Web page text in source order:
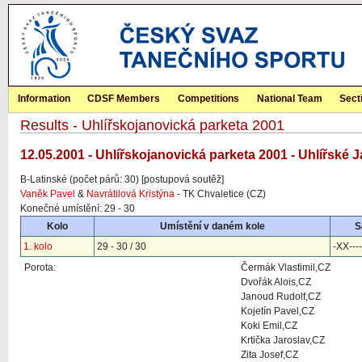
Information CDSF Members Competitions National Team
Results - Uhlířskojanovická parketa 2001
12.05.2001 - Uhlířskojanovická parketa 2001 - Uhlířské
B-Latinské (počet párů: 30) [postupová soutěž]
Vaněk Pavel & Navrátilová Kristýna - TK Chvaletice (CZ)
Konečné umístění: 29 - 30
Kolo
Umístění v daném kole
1. kolo
29 - 30 / 30
-XX----
Porota:
Čermák Vlastimil,CZ
Dvořák Alois,CZ
Janoud Rudolf,CZ
Kojetín Pavel,CZ
Koki Emil,CZ
Krtička Jaroslav,CZ
Zita Josef,CZ